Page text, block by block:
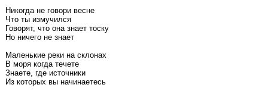
Никогда не говори весне
Что ты измучился
Говорят, что она знает тоску
Но ничего не знает
Маленькие реки на склонах
В моря когда течете
Знаете, где источники
Из которых вы начинаетесь